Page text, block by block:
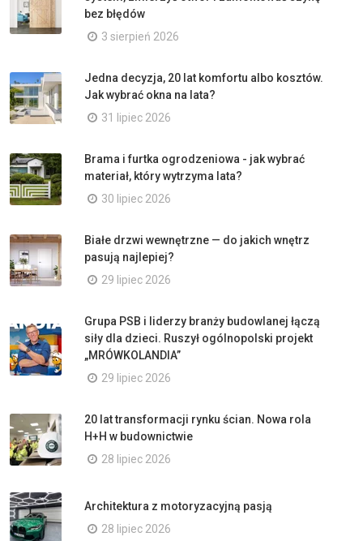
bez błędów
3 sierpień 2026
Jedna decyzja, 20 lat komfortu albo kosztów.
Jak wybrać okna na lata?
31 lipiec 2026
Brama i furtka ogrodzeniowa - jak wybrać
materiał, który wytrzyma lata?
30 lipiec 2026
Białe drzwi wewnętrzne — do jakich wnętrz
pasują najlepiej?
29 lipiec 2026
Grupa PSB i liderzy branży budowlanej łączą
siły dla dzieci. Ruszył ogólnopolski projekt
„MRÓWKOLANDIA”
29 lipiec 2026
20 lat transformacji rynku ścian. Nowa rola
H+H w budownictwie
28 lipiec 2026
Architektura z motoryzacyjną pasją
28 lipiec 2026